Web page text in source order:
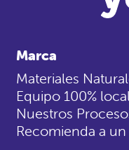
Marca
Materiales
Equipo 100% local
Nuestros
Recomienda a